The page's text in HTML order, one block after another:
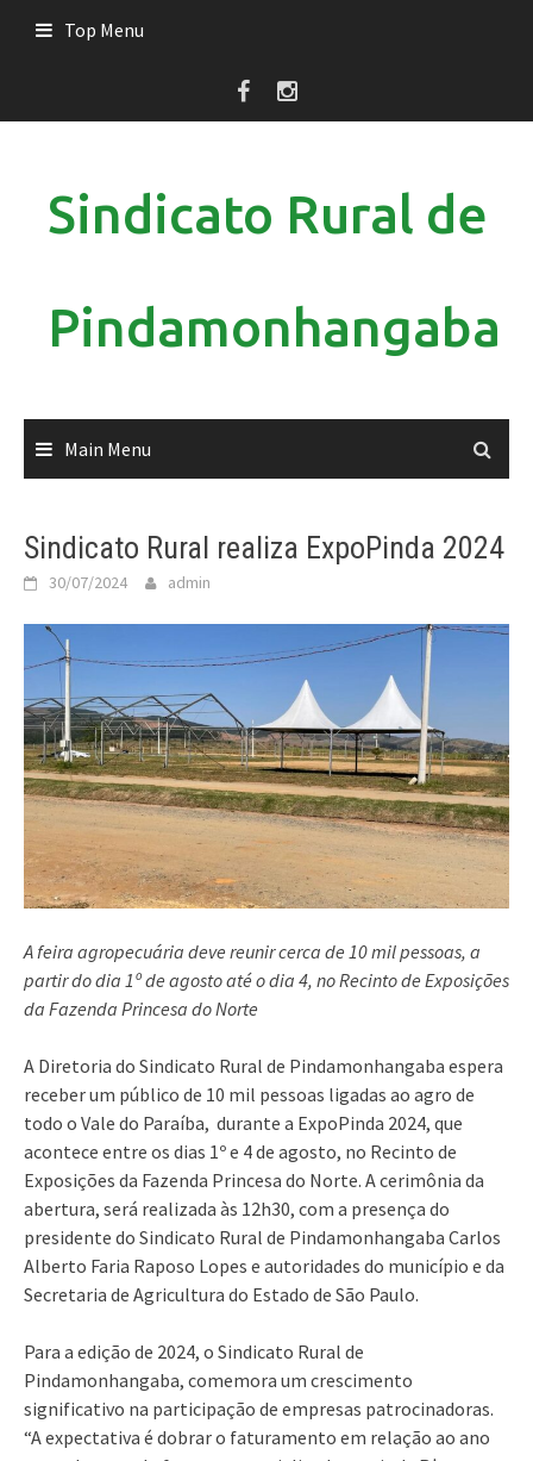
Top Menu
Sindicato Rural de
Pindamonhangaba
Main Menu
Sindicato Rural realiza ExpoPinda 2024
30/07/2024 admin
A feira agropecuária deve reunir cerca de 10 mil pessoas, a
partir do dia 1º de agosto até o dia 4, no Recinto de Exposições
da Fazenda Princesa do Norte
A Diretoria do Sindicato Rural de Pindamonhangaba espera
receber um público de 10 mil pessoas ligadas ao agro de
todo o Vale do Paraíba, durante a ExpoPinda 2024, que
acontece entre os dias 1º e 4 de agosto, no Recinto de
Exposições da Fazenda Princesa do Norte. A cerimônia da
abertura, será realizada às 12h30, com a presença do
presidente do Sindicato Rural de Pindamonhangaba Carlos
Alberto Faria Raposo Lopes e autoridades do município e da
Secretaria de Agricultura do Estado de São Paulo.
Para a edição de 2024, o Sindicato Rural de
Pindamonhangaba, comemora um crescimento
significativo na participação de empresas patrocinadoras.
“A expectativa é dobrar o faturamento em relação ao ano